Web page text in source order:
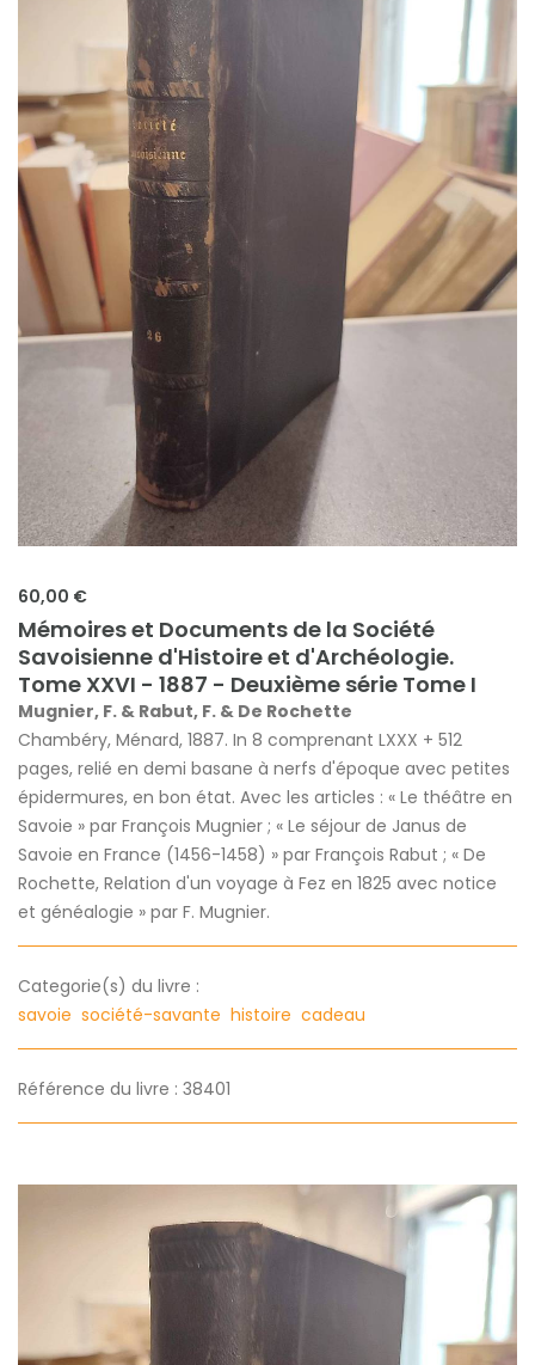
60,00 €
Mémoires et Documents de la Société
Savoisienne d'Histoire et d'Archéologie.
Tome XXVI - 1887 - Deuxième série Tome I
Mugnier, F. & Rabut, F. & De Rochette
Chambéry, Ménard, 1887. In 8 comprenant LXXX + 512
pages, relié en demi basane à nerfs d'époque avec petites
épidermures, en bon état. Avec les articles : « Le théâtre en
Savoie » par François Mugnier ; « Le séjour de Janus de
Savoie en France (1456-1458) » par François Rabut ; « De
Rochette, Relation d'un voyage à Fez en 1825 avec notice
et généalogie » par F. Mugnier.
Categorie(s) du livre :
savoie société-savante histoire cadeau
Référence du livre : 38401